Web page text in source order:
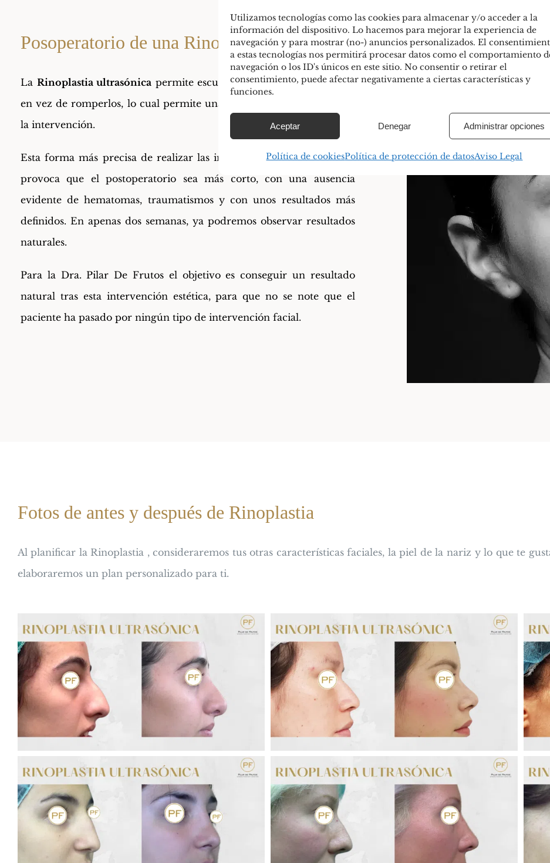
Utilizamos tecnologías como las cookies para almacenar y/o acceder a la
información del dispositivo. Lo hacemos para mejorar la experiencia de
navegación y para mostrar (no-) anuncios personalizados. El
a estas tecnologías nos permitirá procesar datos como el comportamiento
navegación o los ID's únicos en este sitio. No consentir o retirar el
consentimiento, puede afectar negativamente a ciertas características y
funciones.
Aceptar Denegar Administrar opciones
Política de cookiesPolítica de protección de datosAviso Legal
Posoperatorio de una Rinoplastia
La Rinoplastia ultrasónica permite esculpir y remodelar los huesos,
en vez de romperlos, lo cual permite una realización más precisa de
la intervención.
Esta forma más precisa de realizar las intervenciones de rinoplastia
provoca que el postoperatorio sea más corto, con una ausencia
evidente de hematomas, traumatismos y con unos resultados más
definidos. En apenas dos semanas, ya podremos observar resultados
naturales.
Para la Dra. Pilar De Frutos el objetivo es conseguir un resultado
natural tras esta intervención estética, para que no se note que el
paciente ha pasado por ningún tipo de intervención facial.
Fotos de antes y después de Rinoplastia
Al planificar la Rinoplastia , consideraremos tus otras características faciales, la piel de la nariz y lo que te
elaboraremos un plan personalizado para ti.